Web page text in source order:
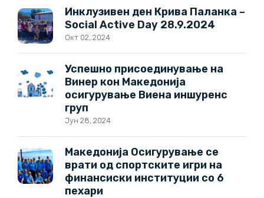
Инклузивен ден Крива Паланка –
Social Active Day 28.9.2024
Окт 02, 2024
Успешно присоединување на
Винер кон Македонија
осигурување Виена иншуренс
груп
Јун 28, 2024
Македонија Осигурување се
врати од спортските игри на
финансиски институции со 6
пехари